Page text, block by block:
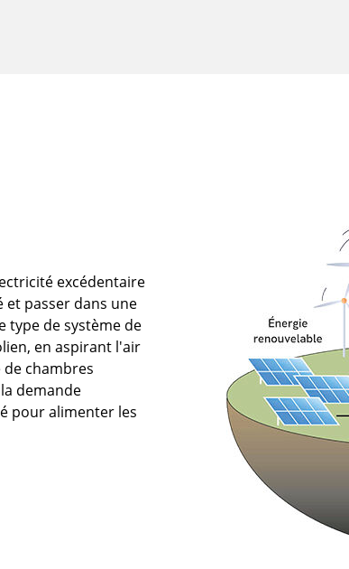
excédentaire
passer dans une
type de système de
en aspirant l'air
chambres
demande
pour alimenter les